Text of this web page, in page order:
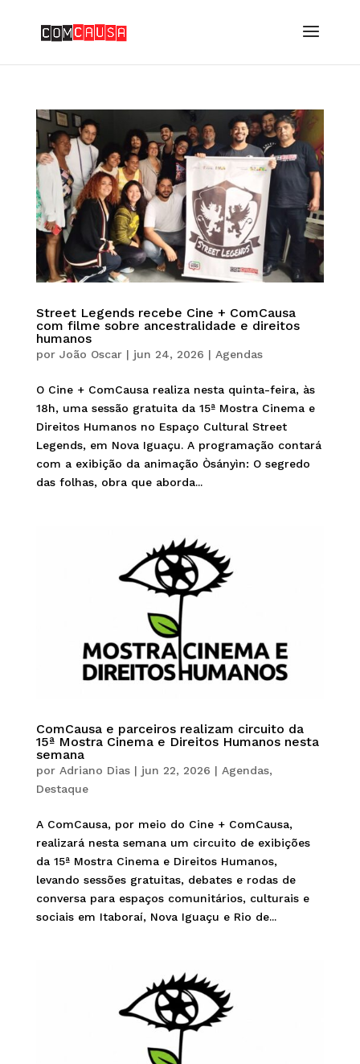
Street Legends recebe Cine + ComCausa
com filme sobre ancestralidade e direitos
humanos
por João Oscar| jun 24, 2026 | Agendas
O Cine + ComCausa realiza nesta quinta-feira, às
18h, uma sessão gratuita da 15ª Mostra Cinema e
Direitos Humanos no Espaço Cultural Street
Legends, em Nova Iguaçu. A programação contará
com a exibição da animação Òsányìn: O segredo
das folhas, obra que aborda...
ComCausa e parceiros realizam circuito da
15ª Mostra Cinema e Direitos Humanos nesta
semana
por Adriano Dias| jun 22, 2026 | Agendas,
Destaque
A ComCausa, por meio do Cine + ComCausa,
realizará nesta semana um circuito de exibições
da 15ª Mostra Cinema e Direitos Humanos,
levando sessões gratuitas, debates e rodas de
conversa para espaços comunitários, culturais e
sociais em Itaboraí, Nova Iguaçu e Rio de...